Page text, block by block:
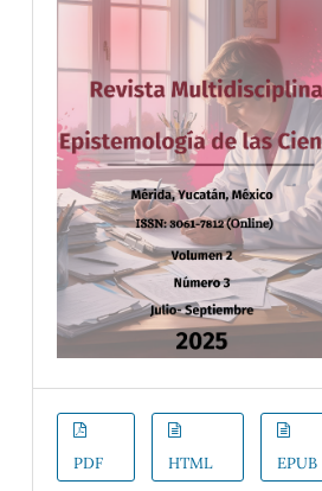
PDF HTML EPUB